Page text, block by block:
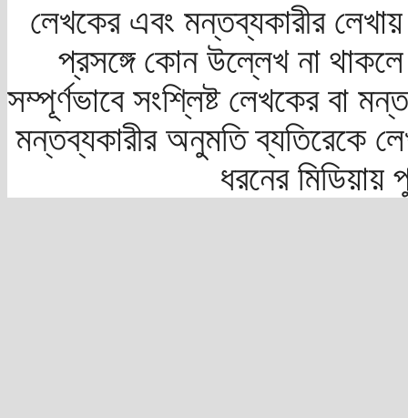
লেখকের এবং মন্তব্যকারীর
প্রসঙ্গে কোন উল্লেখ না
সম্পূর্ণভাবে সংশ্লিষ্ট লেখকের বা
মন্তব্যকারীর অনুমতি ব্যতিরেকে
ধরনের মিডিয়ায়